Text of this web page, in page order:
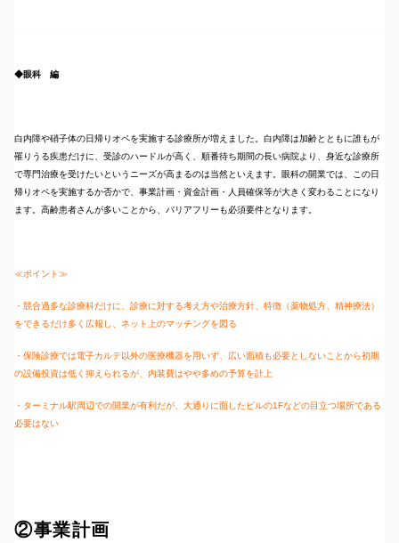
◆眼科 編
白内障や硝子体の日帰りオペを実施する診療所が増えました。白内障は加齢とともに誰もが
罹りうる疾患だけに、受診のハードルが高く、順番待ち期間の長い病院より、身近な診療所
で専門治療を受けたいというニーズが高まるのは当然といえます。眼科の開業では、この日
帰りオペを実施するか否かで、事業計画・資金計画・人員確保等が大きく変わることになり
ます。高齢患者さんが多いことから、バリアフリーも必須要件となります。
≪ポイント≫
・競合過多な診療科だけに、診療に対する考え方や治療方針、特徴（薬物処方、精神療法）
をできるだけ多く広報し、ネット上のマッチングを図る
・保険診療では電子カルテ以外の医療機器を用いず、広い面積も必要としないことから初期
の設備投資は低く抑えられるが、内装費はやや多めの予算を計上
・ターミナル駅周辺での開業が有利だが、大通りに面したビルの1Fなどの目立つ場所である
必要はない
②事業計画